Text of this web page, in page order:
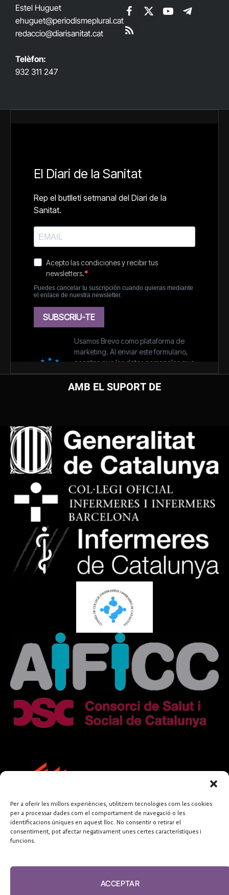
Per a oferir les millors experiències, utilitzem tecnologies com les cookies
per a processar dades com el comportament de navegació o les
identificacions úniques en aquest lloc. No consentir o retirar el
consentiment, pot afectar negativament unes certes característiques i
funcions.
ACCEPTAR
Estel Huguet
ehuguet@periodismeplural.cat
redaccio@diarisanitat.cat
Telèfon:
932 311 247
Facebook
X
YouTubeTelegram
RSS
AMB EL SUPORT DE
FUNDACIÓ